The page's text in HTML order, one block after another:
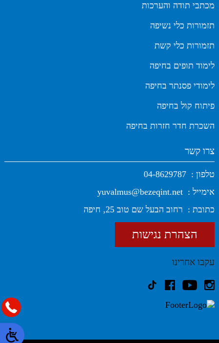
מכתבי תודה והערכות
תזמורות כלי נשיפה
תזמורות כלי קשת
לימוד תופים בחיפה
לימודי פסנתר בחיפה
פיתוח קול בחיפה
השכרת חדר חזרות בחיפה
צרו קשר
טלפון : 04-8629787
אימייל : yuvalmus@bezeqint.net
כתובת : רחוב הבעל שם טוב 25, חיפה
הצהרת נגישות
עקבו אחרינו